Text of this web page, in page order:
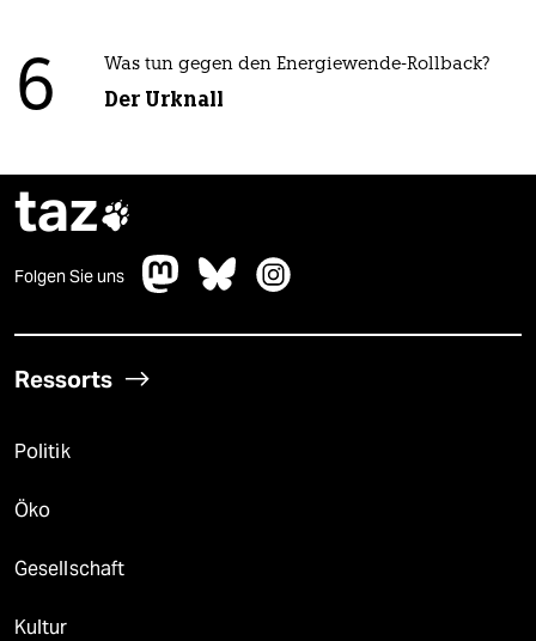
6 Was tun gegen den Energiewende-Rollback?
Der Urknall
taz
Folgen Sie uns
Ressorts
Politik
Öko
Gesellschaft
Kultur